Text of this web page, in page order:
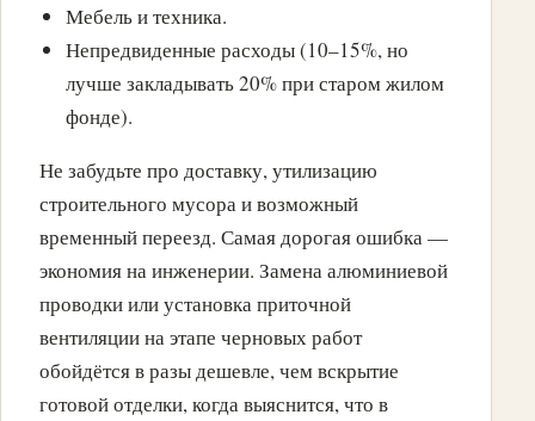
Мебель и техника.
Непредвиденные расходы (10–15%, но
лучше закладывать 20% при старом жилом
фонде).
Не забудьте про доставку, утилизацию
строительного мусора и возможный
временный переезд. Самая дорогая ошибка —
экономия на инженерии. Замена алюминиевой
проводки или установка приточной
вентиляции на этапе черновых работ
обойдётся в разы дешевле, чем вскрытие
готовой отделки, когда выяснится, что в